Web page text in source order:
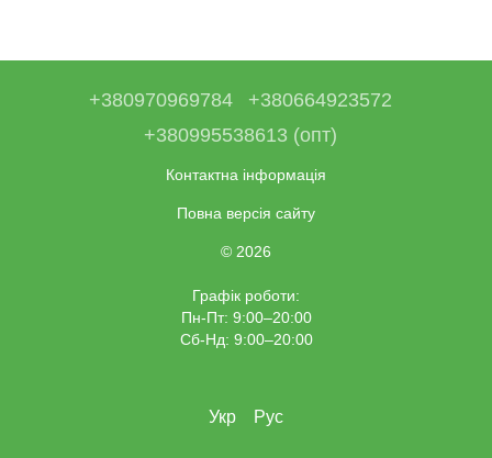
+380970969784
+380664923572
+380995538613 (опт)
Контактна інформація
Повна версія сайту
© 2026
Графік роботи:
Пн-Пт: 9:00–20:00
Сб-Нд: 9:00–20:00
Укр Рус